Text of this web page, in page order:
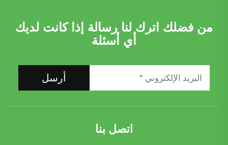
من فضلك اترك لنا رسالة إذا كانت لديك
أي أسئلة
أرسل
اتصل بنا